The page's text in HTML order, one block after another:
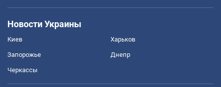
Новости Украины
Киев Харьков
Запорожье Днепр
Черкассы